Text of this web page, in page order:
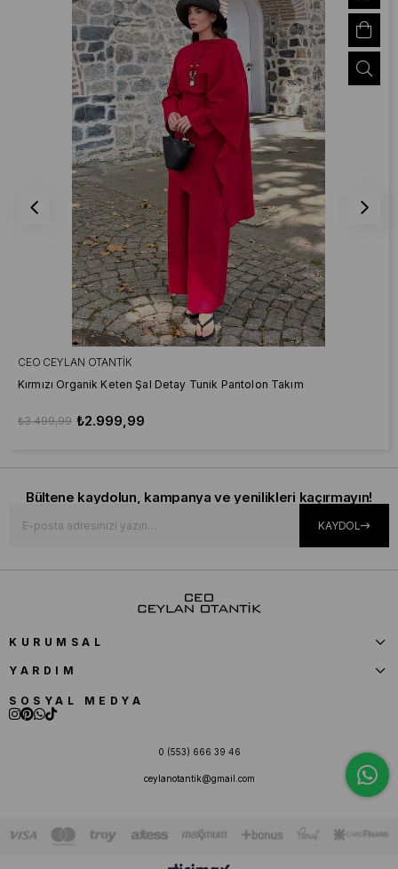
CEO CEYLAN OTANTIK
Kırmızı Organik Keten Şal Detay Tunik Pantolon Takım
₺2.999,99
₺3.499,99
Bültene kaydolun, kampanya ve yenilikleri kaçırmayın!
KAYDOL
KURUMSAL
YARDIM
SOSYAL MEDYA
0 (553) 666 39 46
ceylanotantik@gmail.com